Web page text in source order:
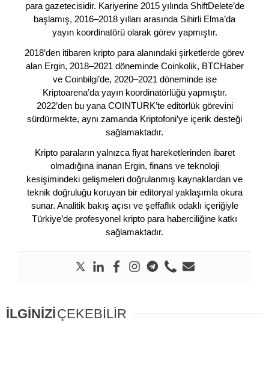
para gazetecisidir. Kariyerine 2015 yılında ShiftDelete’de
başlamış, 2016–2018 yılları arasında Sihirli Elma’da
yayın koordinatörü olarak görev yapmıştır.
2018’den itibaren kripto para alanındaki şirketlerde görev
alan Ergin, 2018–2021 döneminde Coinkolik, BTCHaber
ve Coinbilgi’de, 2020–2021 döneminde ise
Kriptoarena’da yayın koordinatörlüğü yapmıştır.
2022’den bu yana COINTURK’te editörlük görevini
sürdürmekte, aynı zamanda Kriptofoni’ye içerik desteği
sağlamaktadır.
Kripto paraların yalnızca fiyat hareketlerinden ibaret
olmadığına inanan Ergin, finans ve teknoloji
kesişimindeki gelişmeleri doğrulanmış kaynaklardan ve
teknik doğruluğu koruyan bir editoryal yaklaşımla okura
sunar. Analitik bakış açısı ve şeffaflık odaklı içeriğiyle
Türkiye’de profesyonel kripto para haberciliğine katkı
sağlamaktadır.
İLGİNİZİÇEKEBİLİR